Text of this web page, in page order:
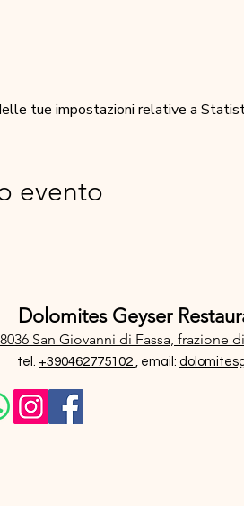
tue impostazioni relative a
evento
Dolomites Geyser
San Giovanni di Fassa, frazione
tel. +390462775102 , email: